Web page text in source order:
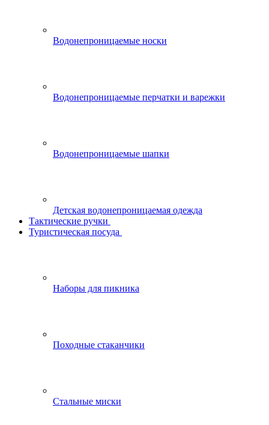
Водонепроницаемые носки
Водонепроницаемые перчатки и варежки
Водонепроницаемые шапки
Детская водонепроницаемая одежда
Тактические ручки
Туристическая посуда
Наборы для пикника
Походные стаканчики
Стальные миски